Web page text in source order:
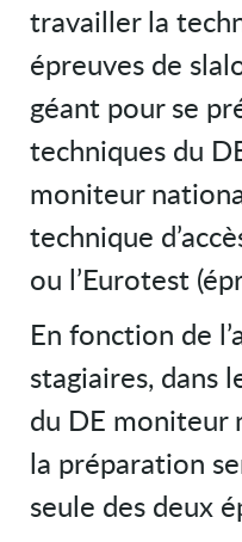
travailler la
épreuves de
géant pour se
techniques du
moniteur
technique
ou l’Eurotest
En fonction de
stagiaires, dans
du DE moniteur
la préparation
seule des deux